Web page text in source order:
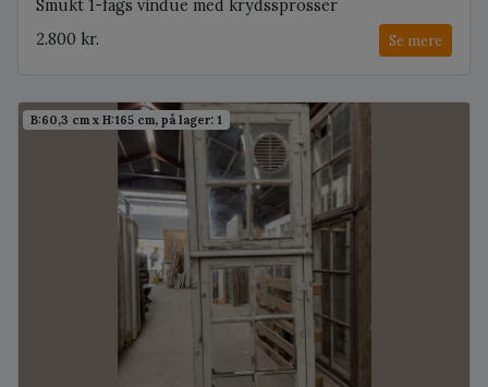
Smukt 1-fags vindue med krydssprosser
2.800 kr.
Se mere
B:60,3 cm x H:165 cm, på lager: 1